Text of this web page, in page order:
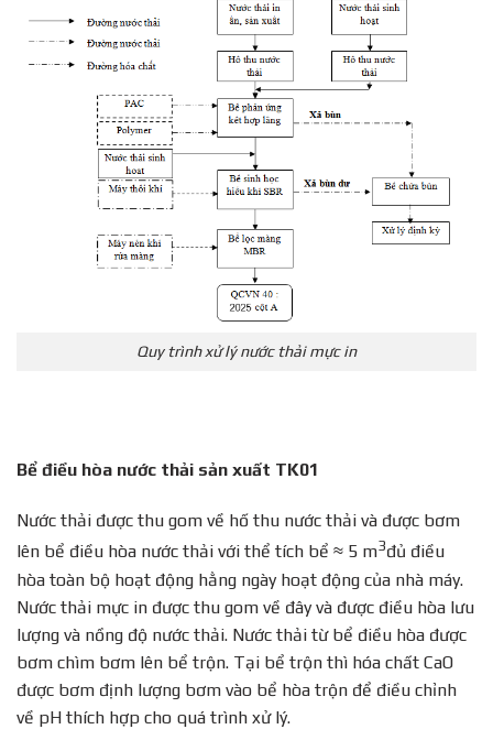
Quy trình xử lý nước thải mực in
Bể điều hòa nước thải sản xuất TK01
Nước thải được thu gom về hố thu nước thải và được bơm
lên bể điều hòa nước thải với thể tích bể ≈ 5 m3đủ điều
hòa toàn bộ hoạt động hằng ngày hoạt động của nhà máy.
Nước thải mực in được thu gom về đây và được điều hòa lưu
lượng và nồng độ nước thải. Nước thải từ bể điều hòa được
bơm chìm bơm lên bể trộn. Tại bể trộn thì hóa chất CaO
được bơm định lượng bơm vào bể hòa trộn để điều chỉnh
về pH thích hợp cho quá trình xử lý.